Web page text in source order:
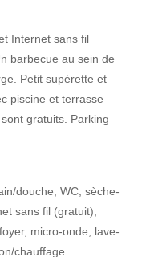
Internet sans fil
barbecue au sein de
Petit supérette et
piscine et terrasse
gratuits. Parking
douche, WC, sèche-
sans fil (gratuit),
micro-onde, lave-
chauffage.